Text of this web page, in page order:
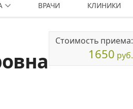
ВРАЧИ КЛИНИКИ
Стоимость приема:
1650 руб.